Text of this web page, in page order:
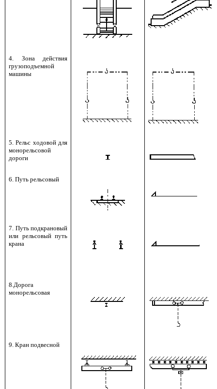
4. Зона действия
грузоподъемной
машины
5. Рельс ходовой для
монорельсовой
дороги
6. Путь рельсовый
7. Путь подкрановый
или рельсовый путь
крана
8.Дорога
монорельсовая
9. Кран подвесной